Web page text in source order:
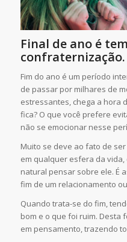
Final de ano é
confraternização.
Fim do ano é um período
de passar por milhares de
estressantes, chega a hora
fica? O que você prefere
não se emocionar nesse
Muito se deve ao fato de
em qualquer esfera da
natural pensar sobre ele. É
fim de um relacionamento
Quando trata-se do fim,
bom e o que foi ruim. Desta
em pensamento, trazendo